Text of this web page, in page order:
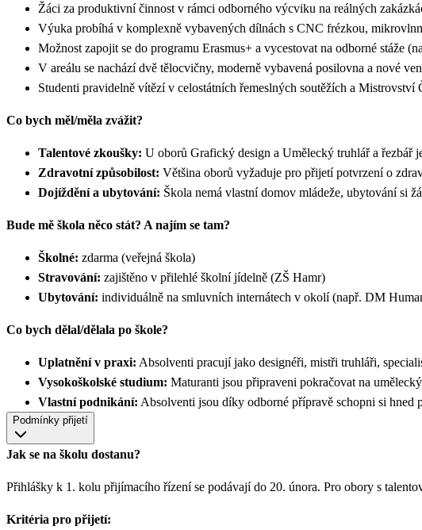
Žáci za produktivní činnost v rámci odborného výcviku na reálných
Výuka probíhá v komplexně vybavených dílnách s CNC frézkou,
Možnost zapojit se do programu Erasmus+ a vycestovat na odborné stáže
V areálu se nachází dvě tělocvičny, moderně vybavená posilovna a nové
Studenti pravidelně vítězí v celostátních řemeslných soutěžích a Mistrovství
Co bych měl/měla zvážit?
Talentové zkoušky: U oborů Grafický design a Umělecký truhlář a řezbář
Zdravotní způsobilost: Většina oborů vyžaduje pro přijetí potvrzení o
Dojíždění a ubytování: Škola nemá vlastní domov mládeže, ubytování si
Bude mě škola něco stát? A najím se tam?
Školné: zdarma (veřejná škola)
Stravování: zajištěno v přilehlé školní jídelně (ZŠ Hamr)
Ubytování: individuálně na smluvních internátech v okolí (např. DM
Co bych dělal/dělala po škole?
Uplatnění v praxi: Absolventi pracují jako designéři, mistři truhláři,
Vysokoškolské studium: Maturanti jsou připraveni pokračovat na
Vlastní podnikání: Absolventi jsou díky odborné přípravě schopni si hned
Podmínky přijetí
Jak se na školu dostanu?
Přihlášky k 1. kolu přijímacího řízení se podávají do 20. února. Pro obory s
Kritéria pro přijetí: